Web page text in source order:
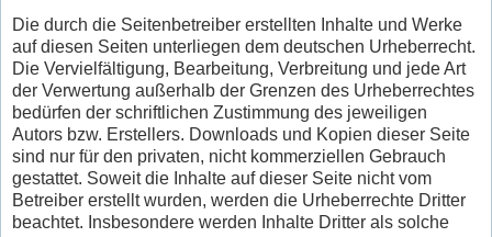
Die durch die Seitenbetreiber erstellten Inhalte und Werke
auf diesen Seiten unterliegen dem deutschen Urheberrecht.
Die Vervielfältigung, Bearbeitung, Verbreitung und jede Art
der Verwertung außerhalb der Grenzen des Urheberrechtes
bedürfen der schriftlichen Zustimmung des jeweiligen
Autors bzw. Erstellers. Downloads und Kopien dieser Seite
sind nur für den privaten, nicht kommerziellen Gebrauch
gestattet. Soweit die Inhalte auf dieser Seite nicht vom
Betreiber erstellt wurden, werden die Urheberrechte Dritter
beachtet. Insbesondere werden Inhalte Dritter als solche